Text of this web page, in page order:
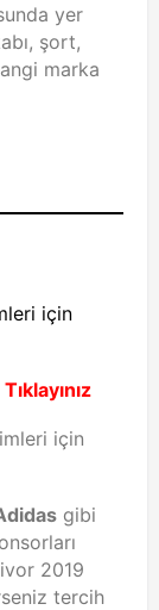
yer
şort,
marka
için
Tıklayınız
için
gibi
2019
tercih